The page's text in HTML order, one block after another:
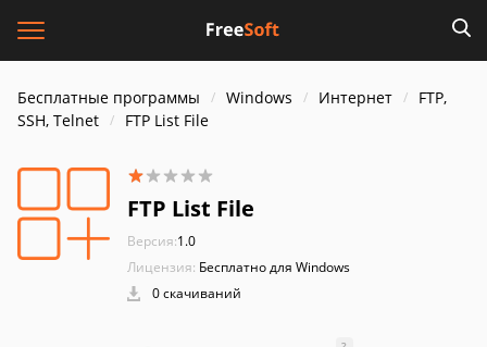
Бесплатные программы Windows Интернет
FTP,
SSH, Telnet
FTP List File
FTP List File
Версия:1.0
Лицензия: Бесплатно для Windows
0 скачиваний